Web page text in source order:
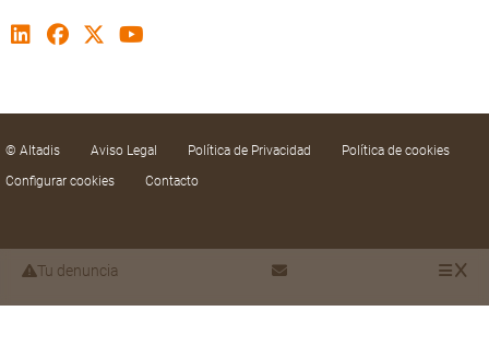
Tu denuncia
© Altadis Aviso Legal Política de Privacidad
Política de cookies
Configurar cookies
Contacto